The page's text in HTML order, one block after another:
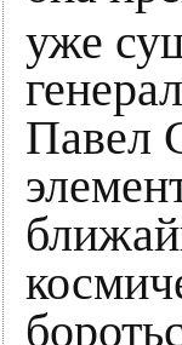
уже
Павел